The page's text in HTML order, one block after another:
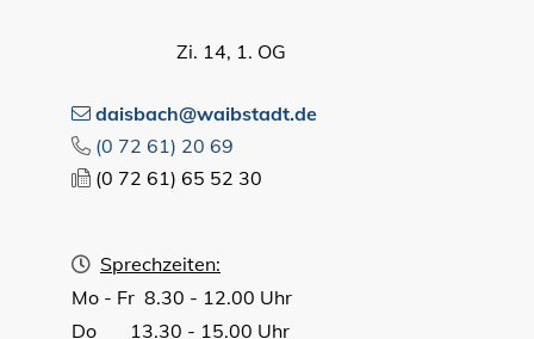
Zi. 14, 1. OG
daisbach@waibstadt.de
(0 72 61) 20 69
(0 72 61) 65 52 30
Sprechzeiten:
Mo - Fr 8.30 - 12.00 Uhr
Do 13.30 - 15.00 Uhr